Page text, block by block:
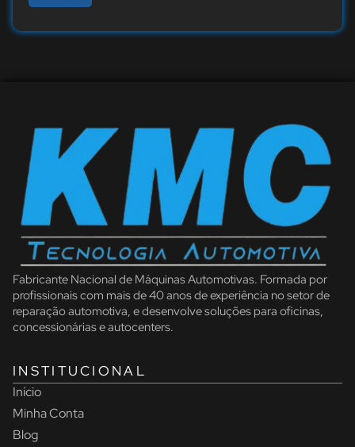
Fabricante Nacional de Máquinas Automotivas. Formada por
profissionais com mais de 40 anos de experiência no setor de
reparação automotiva, e desenvolve soluções para oficinas,
concessionárias e autocenters.
INSTITUCIONAL
Início
Minha Conta
Blog